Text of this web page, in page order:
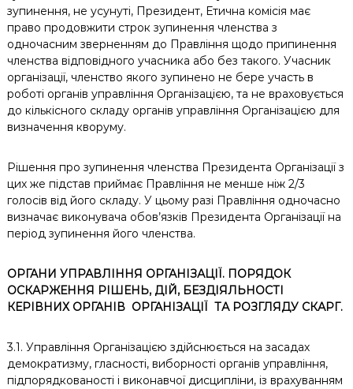
зупинення, не усунуті, Президент, Етична комісія має
право продовжити строк зупинення членства з
одночасним зверненням до Правління щодо припинення
членства відповідного учасника або без такого. Учасник
організації, членство якого зупинено не бере участь в
роботі органів управління Організацією, та не враховується
до кількісного складу органів управління Організацією для
визначення кворуму.
Рішення про зупинення членства Президента Організації з
цих же підстав приймає Правління не менше ніж 2/3
голосів від його складу. У цьому разі Правління одночасно
визначає виконувача обов’язків Президента Організації на
період зупинення його членства.
ОРГАНИ УПРАВЛІННЯ ОРГАНІЗАЦІЇ. ПОРЯДОК
ОСКАРЖЕННЯ РІШЕНЬ, ДІЙ, БЕЗДІЯЛЬНОСТІ
КЕРІВНИХ ОРГАНІВ ОРГАНІЗАЦІЇ ТА РОЗГЛЯДУ СКАРГ.
3.1. Управління Організацією здійснюється на засадах
демократизму, гласності, виборності органів управління,
підпорядкованості і виконавчої дисципліни, із врахуванням